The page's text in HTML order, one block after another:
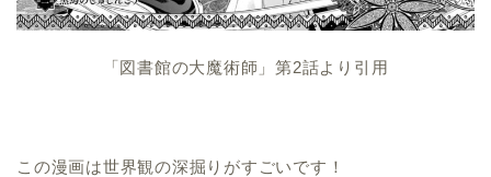
「図書館の大魔術師」第2話より引用
この漫画は世界観の深掘りがすごいです！